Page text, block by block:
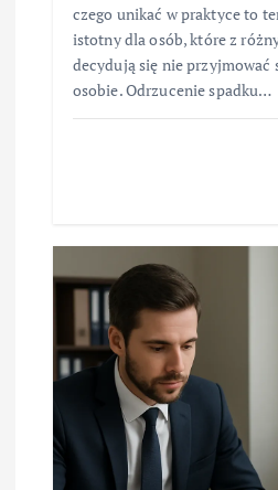
czego unikać w praktyce to
istotny dla osób, które z
decydują się nie przyjmować
osobie. Odrzucenie spadku…